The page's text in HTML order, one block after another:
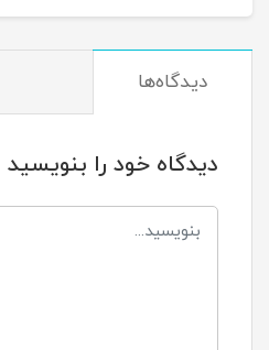
دیدگاه‌ها
دیدگاه خود را بنویسید